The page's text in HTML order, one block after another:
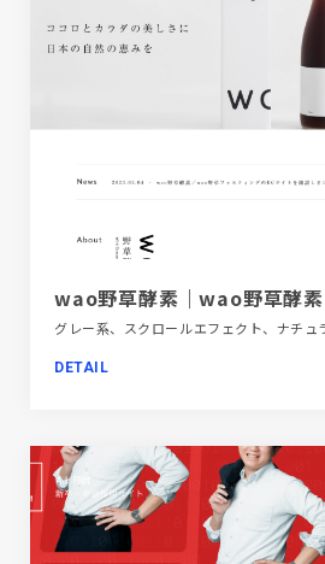
wao野草酵素｜wao野草酵
DETAIL